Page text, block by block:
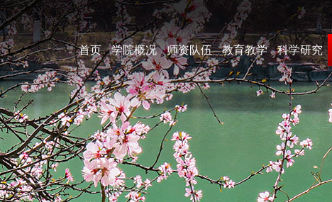
首页 学院概况 师资队伍 教育教学 科学研究